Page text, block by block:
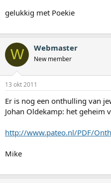
gelukkig met Poekie
W Webmaster
New member
13 okt 2011
Er is nog een onthulling van
Johan Oldekamp: het geheim
http://www.pateo.nl/PDF/
Mike